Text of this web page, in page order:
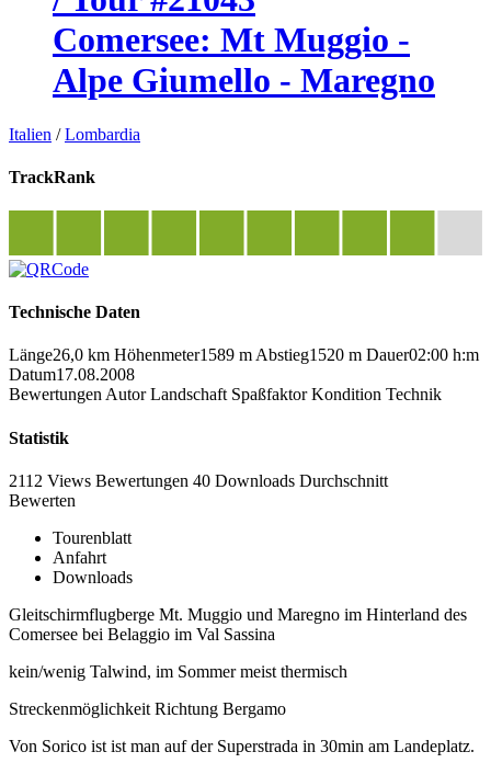
Comersee: Mt Muggio -
Alpe Giumello - Maregno
Italien /Lombardia
TrackRank
Technische Daten
Länge26,0 km Höhenmeter1589 m Abstieg1520 m Dauer02:00 h:m
Datum17.08.2008
Bewertungen Autor Landschaft Spaßfaktor Kondition Technik
Statistik
2112 Views Bewertungen 40 Downloads Durchschnitt
Bewerten
Tourenblatt
Anfahrt
Downloads
Gleitschirmflugberge Mt. Muggio und Maregno im Hinterland des
Comersee bei Belaggio im Val Sassina
kein/wenig Talwind, im Sommer meist thermisch
Streckenmöglichkeit Richtung Bergamo
Von Sorico ist ist man auf der Superstrada in 30min am Landeplatz.